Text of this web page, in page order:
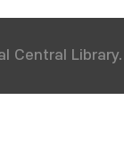
Central Library.